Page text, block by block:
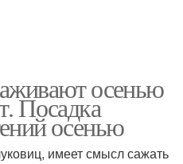
осенью
Посадка
осенью
имеет смысл сажать